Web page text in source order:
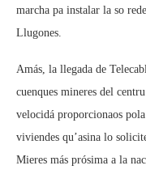
marcha pa instalar la so
Llugones.
Amás, la llegada de
cuenques mineres del
velocidá proporcionaos
viviendes qu’asina lo
Mieres más prósima a la